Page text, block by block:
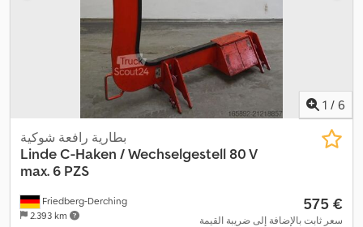
1 / 6
Friedberg-Derching
2.393 km
بطارية رافعة شوكية
LindeC-Haken / Wechselgestell 80 V
max. 6 PZS
‏575 €
سعر ثابت بالإضافة إلى ضريبة القيمة